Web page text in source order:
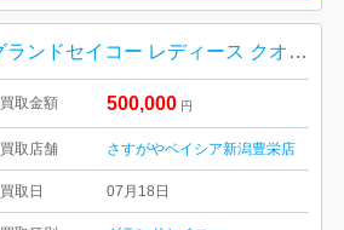
グランドセイコー レディース クオーツ時計 18K
買取金額 500,000 円
買取店舗 さすがやベイシア新潟豊栄店
買取日 07月18日